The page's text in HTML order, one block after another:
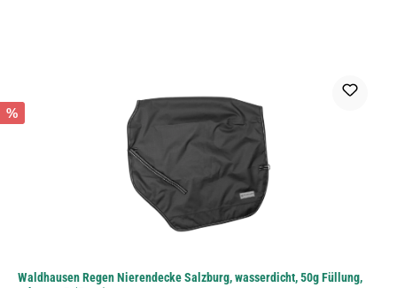
%
Waldhausen Regen Nierendecke Salzburg, wasserdicht, 50g Füllung,